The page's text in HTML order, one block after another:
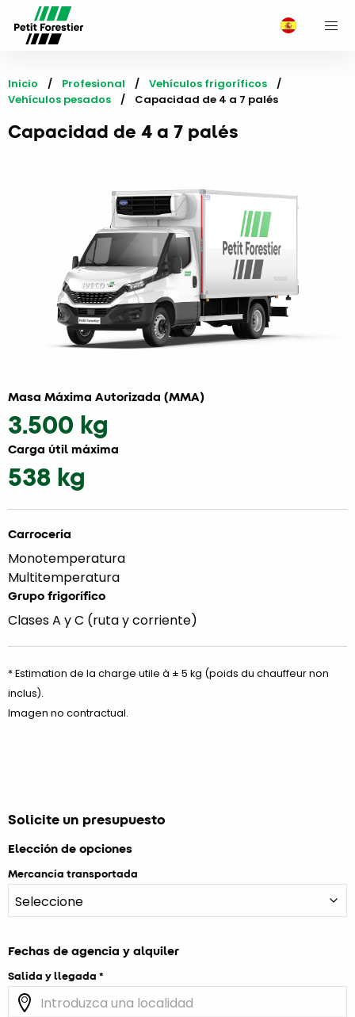
Inicio Profesional
Vehículos frigoríficos
Vehículos pesados
Current:
Capacidad de 4 a 7 palés
Capacidad de 4 a 7 palés
Masa Máxima Autorizada (MMA)
3.500 kg
Carga útil máxima
538 kg
Carrocería
Monotemperatura
Multitemperatura
Grupo frigorífico
Clases A y C (ruta y corriente)
* Estimation de la charge utile à ± 5 kg (poids du chauffeur non
inclus).
Imagen no contractual.
Solicite un presupuesto
Elección de opciones
Mercancía transportada
Fechas de agencia y alquiler
Salida y llegada